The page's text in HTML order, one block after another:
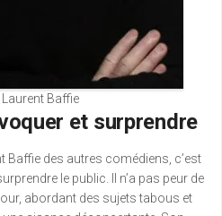
Laurent Baffie
et surprendre
Baffie des autres comédiens, c’est
le public. Il n’a pas peur de
abordant des sujets tabous et